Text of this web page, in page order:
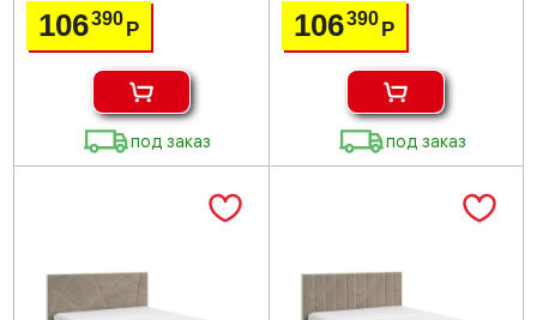
106390Р
под заказ
106390 Р
под заказ